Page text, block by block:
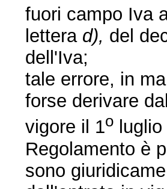
fuori campo Iva
lettera d), del
dell'Iva;
tale errore, in
forse derivare
vigore il 1o
Regolamento è
sono